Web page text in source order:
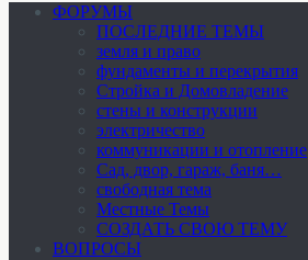
ФОРУМЫ
ПОСЛЕДНИЕ ТЕМЫ
земля и право
фундаменты и перекрытия
Стройка и Домовладение
стены и конструкции
электричество
коммуникации и отопление
Cад, двор, гараж, баня…
свободная тема
Местные Темы
СОЗДАТЬ СВОЮ ТЕМУ
ВОПРОСЫ